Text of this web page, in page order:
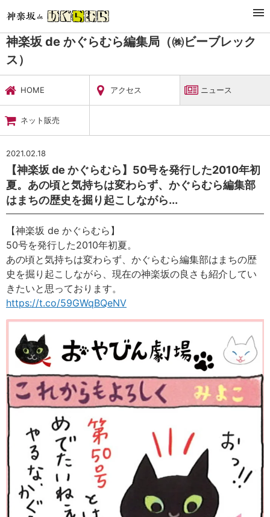
暮らし・娯楽
神楽坂 de かぐらむら編集局（㈱ビーブレックス）
ニュース
神楽坂 de かぐらむら編集局（㈱ビーブレック
ス）
HOME アクセス ニュース
ネット販売
2021.02.18
【神楽坂 de かぐらむら】50号を発行した2010年初
夏。あの頃と気持ちは変わらず、かぐらむら編集部
はまちの歴史を掘り起こしながら...
【神楽坂 de かぐらむら】
50号を発行した2010年初夏。
あの頃と気持ちは変わらず、かぐらむら編集部はまちの歴
史を掘り起こしながら、現在の神楽坂の良さも紹介してい
きたいと思っております。
https://t.co/59GWqBQeNV